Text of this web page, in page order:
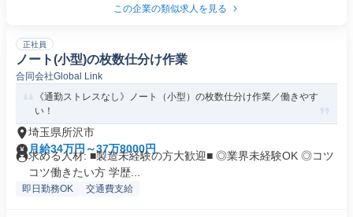
この企業の類似求人を見る
正社員
ノート(小型)の枚数仕分け作業
合同会社Global Link
《通勤ストレスなし》ノート（小型）の枚数仕分け作業／働きやす
い！
埼玉県所沢市
月給34万円～37万8000円
求める人材: ■製造未経験の方大歓迎■ ◎業界未経験OK ◎コツ
コツ働きたい方 学歴...
即日勤務OK 交通費支給